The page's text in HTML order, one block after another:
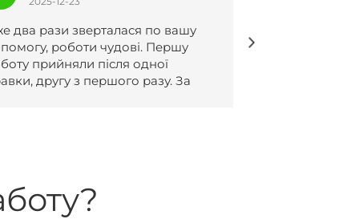
написанні чудово, все згідно
😍🔥